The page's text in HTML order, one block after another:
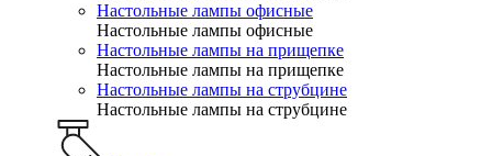
Настольные лампы офисные
Настольные лампы офисные
Настольные лампы на прищепке
Настольные лампы на прищепке
Настольные лампы на струбцине
Настольные лампы на струбцине